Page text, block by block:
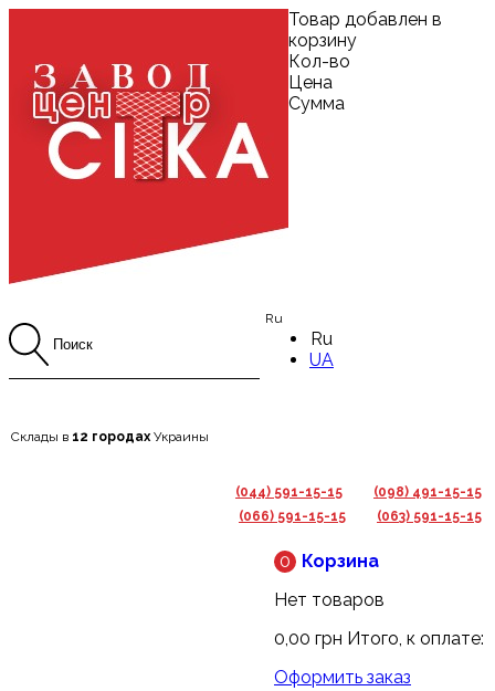
Ru
Ru
UA
Склады в 12 городах Украины
(044) 591-15-15
(098) 491-15-15
(066) 591-15-15
(063) 591-15-15
Корзина
0
Нет товаров
0,00 грн Итого, к оплате:
Оформить заказ
Товар добавлен в
корзину
Кол-во
Цена
Сумма